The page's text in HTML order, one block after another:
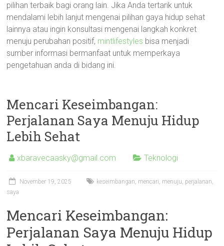
pilihan terbaik bagi orang lain. Jika Anda tertarik untuk
mendalami lebih lanjut mengenai pilihan gaya hidup sehat
lainnya atau ingin konsultasi mengenai langkah konkret
menuju perubahan positif, mintlifestyles bisa menjadi
sumber informasi bermanfaat untuk memperkaya
pengetahuan anda di bidang ini.
Mencari Keseimbangan:
Perjalanan Saya Menuju Hidup
Lebih Sehat
xbaravecaasky@gmail.com Teknologi
November 19, 2025 keseimbangan, mencari, menuju, perjalanan,
saya
Mencari Keseimbangan:
Perjalanan Saya Menuju Hidup